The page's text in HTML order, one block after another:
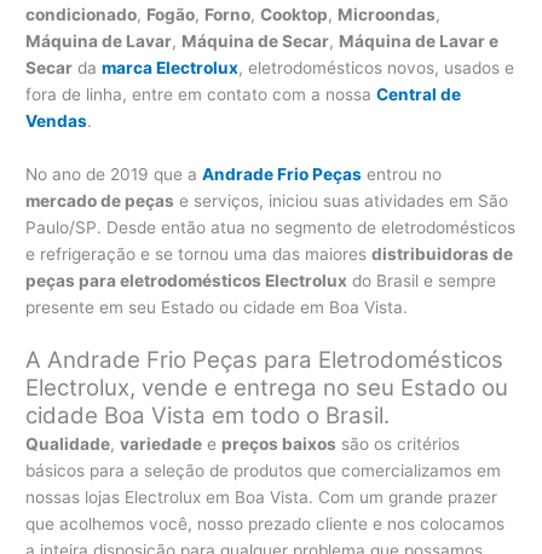
condicionado, Fogão, Forno,Cooktop, Microondas,
Máquina de Lavar, Máquina de Secar, Máquina de Lavar e
Secar damarca Electrolux, eletrodomésticos novos, usados e
fora de linha, entre em contato com a nossaCentral de
Vendas.
No ano de 2019 que aAndrade Frio Peças entrou no
mercado de peças e serviços, iniciou suas atividades em São
Paulo/SP. Desde então atua no segmento de eletrodomésticos
e refrigeração e se tornou uma das maioresdistribuidoras de
peças para eletrodomésticos Electrolux do Brasil e sempre
presente em seu Estado ou cidade em Boa Vista.
A Andrade Frio Peças para Eletrodomésticos
Electrolux, vende e entrega no seu Estado ou
cidade Boa Vista em todo o Brasil.
Qualidade,variedade e preços baixos são os critérios
básicos para a seleção de produtos que comercializamos em
nossas lojas Electrolux em Boa Vista. Com um grande prazer
que acolhemos você, nosso prezado cliente e nos colocamos